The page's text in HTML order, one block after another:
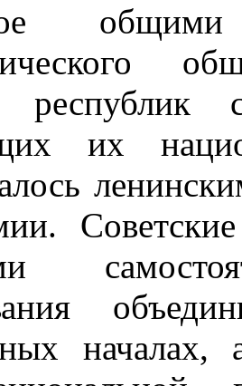
общими
их